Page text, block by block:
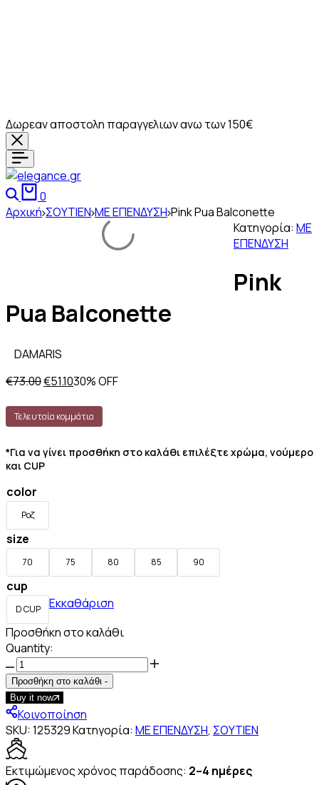
Δωρεαν αποστολη παραγγελιων ανω των 150€
Αναζήτηση
0
Αρχική ΣΟΥΤΙΕΝ ΜΕ ΕΠΕΝΔΥΣΗ Pink Pua Balconette
Κατηγορία: ΜΕ
ΕΠΕΝΔΥΣΗ
Pink
Pua Balconette
DAMARIS
€73.00Original
was:
€73.00.
€51.10Η
τιμή
είναι:
30% OFF
Τελευταία κομμάτια
*Για να γίνει προσθήκη στο καλάθι επιλέξτε χρώμα, νούμερο
και CUP
color
Ροζ
size
70 75 80 85 90
cup
D CUP
Εκκαθάριση
Προσθήκη στο καλάθι
Quantity:
Pink
Pua
Balconette
ποσότητα
Προσθήκη στο καλάθι -
Buy it now
Κοινοποίηση
SKU:125329Κατηγορία: ΜΕ ΕΠΕΝΔΥΣΗ, ΣΟΥΤΙΕΝ
Icon
Box
Εκτιμώμενος χρόνος παράδοσης: 2–4 ημέρες